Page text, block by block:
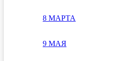
8 МАРТА
9 МАЯ